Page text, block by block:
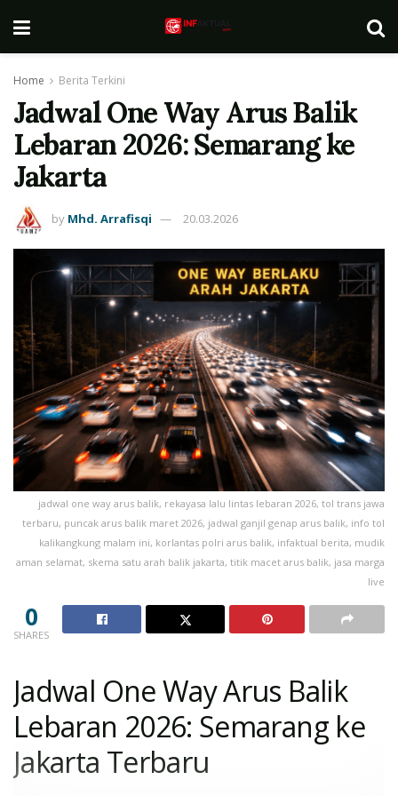
Home Berita Terkini
Jadwal One Way Arus Balik
Lebaran 2026: Semarang ke
Jakarta
by Mhd. Arrafisqi 20.03.2026
jadwal one way arus balik, rekayasa lalu lintas lebaran 2026, tol trans jawa
terbaru, puncak arus balik maret 2026, jadwal ganjil genap arus balik, info tol
kalikangkung malam ini, korlantas polri arus balik, infaktual berita, mudik
aman selamat, skema satu arah balik jakarta, titik macet arus balik, jasa marga
live
0
SHARES
Jadwal One Way Arus Balik
Lebaran 2026: Semarang ke
Jakarta Terbaru